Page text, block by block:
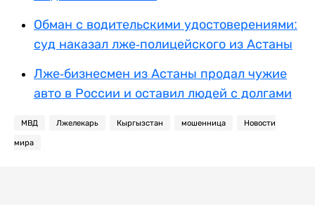
Обман с водительскими удостоверениями:
суд наказал лже-полицейского из Астаны
Лже-бизнесмен из Астаны продал чужие
авто в России и оставил людей с долгами
МВД Лжелекарь Кыргызстан мошенница Новости
мира